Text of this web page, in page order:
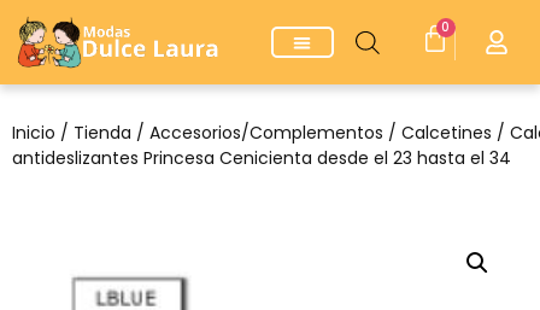
0
Inicio / Tienda / Accesorios/Complementos / Calcetines /
antideslizantes Princesa Cenicienta desde el 23 hasta el 34